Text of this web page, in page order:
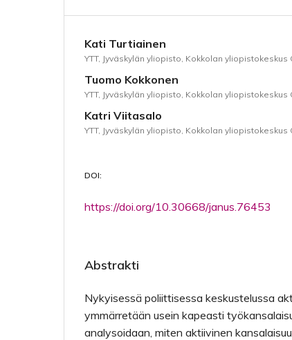
Kati Turtiainen
YTT, Jyväskylän yliopisto, Kokkolan yliopistokeskus
Tuomo Kokkonen
YTT, Jyväskylän yliopisto, Kokkolan yliopistokeskus
Katri Viitasalo
YTT, Jyväskylän yliopisto, Kokkolan yliopistokeskus
DOI:
https://doi.org/10.30668/janus.76453
Abstrakti
Nykyisessä poliittisessa keskustelussa
ymmärretään usein kapeasti
analysoidaan, miten aktiivinen